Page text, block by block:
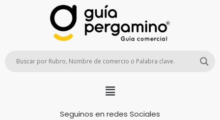
Seguinos en redes Sociales